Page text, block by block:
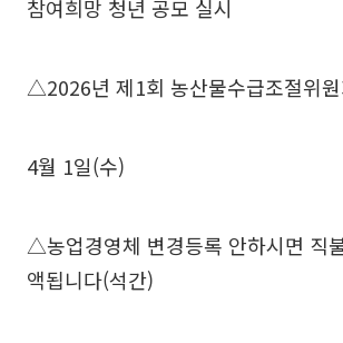
참여희망 청년 공모 실시
△2026년 제1회 농산물수급조절위원
4월 1일(수)
△농업경영체 변경등록 안하시면 직
액됩니다(석간)